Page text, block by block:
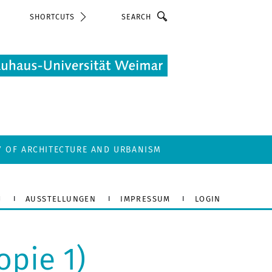
SHORTCUTS
OF ARCHITECTURE AND URBANISM
AUSSTELLUNGEN IMPRESSUM LOGIN
1)